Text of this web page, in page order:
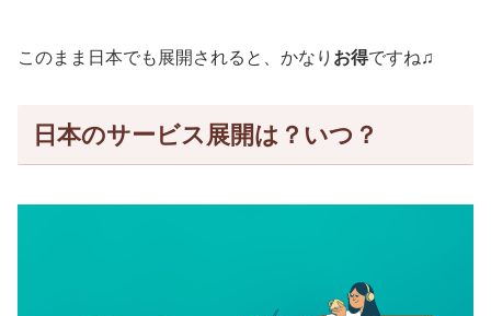
このまま日本でも展開されると、かなり お得ですね♫
日本のサービス展開は？いつ？